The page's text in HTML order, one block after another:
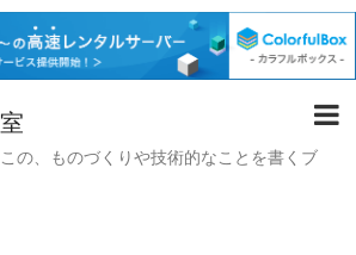
の、ものづくりや技術的なことを書くブ